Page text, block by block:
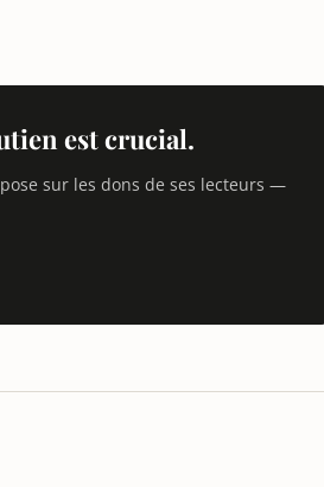
est crucial.
sur les dons de ses lecteurs —